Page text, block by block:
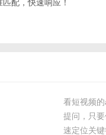
配，快速响应！
看短视频
提问，只
速定位关键